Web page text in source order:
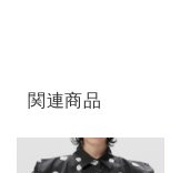
関連商品